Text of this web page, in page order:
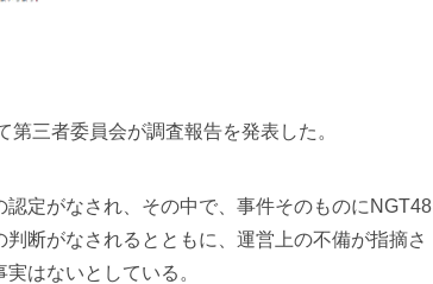
三者委員会が調査報告を発表した。
定がなされ、その中で、事件そのものにNGT48
断がなされるとともに、運営上の不備が指摘さ
はないとしている。